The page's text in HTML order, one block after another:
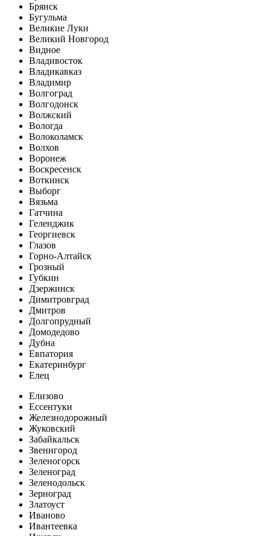
Брянск
Бугульма
Великие Луки
Великий Новгород
Видное
Владивосток
Владикавказ
Владимир
Волгоград
Волгодонск
Волжский
Вологда
Волоколамск
Волхов
Воронеж
Воскресенск
Воткинск
Выборг
Вязьма
Гатчина
Геленджик
Георгиевск
Глазов
Горно-Алтайск
Грозный
Губкин
Дзержинск
Димитровград
Дмитров
Долгопрудный
Домодедово
Дубна
Евпатория
Екатеринбург
Елец
Елизово
Ессентуки
Железнодорожный
Жуковский
Забайкальск
Звенигород
Зеленогорск
Зеленоград
Зеленодольск
Зерноград
Златоуст
Иваново
Ивантеевка